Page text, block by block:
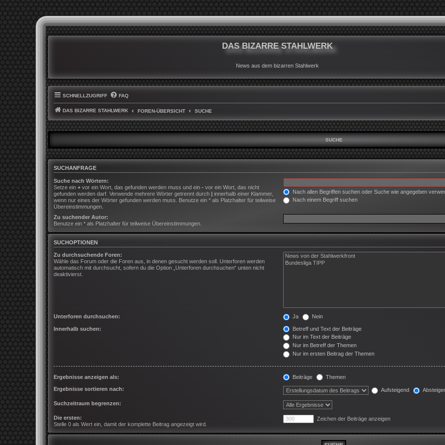
DAS BIZARRE STAHLWERK
News aus dem bizarren Stahlwerk
SCHNELLZUGRIFF FAQ
DAS BIZARRE STAHLWERK FOREN-ÜBERSICHT SUCHE
SUCHE
SUCHANFRAGE
Suche nach Wörtern:
Setze ein + vor ein Wort, das gefunden werden muss und ein - vor ein Wort, das nicht
gefunden werden darf. Verwende mehrere Wörter getrennt durch | innerhalb einer Klammer,
wenn nur eines der Wörter gefunden werden muss. Benutze ein * als Platzhalter für teilweise
Übereinstimmungen.
Nach allen Begriffen suchen oder Suche wie angegeben
Nach einem Begriff suchen
Zu suchender Autor:
Benutze ein * als Platzhalter für teilweise Übereinstimmungen.
SUCHOPTIONEN
Zu durchsuchende Foren:
Wähle das Forum oder die Foren aus, in denen gesucht werden soll. Unterforen werden
automatisch mit durchsucht, sofern du die Option „Unterforen durchsuchen“ unten nicht
deaktivierst.
Unterforen durchsuchen: Ja Nein
Innerhalb suchen:
Betreff und Text der Beiträge
Nur im Text der Beiträge
Nur im Betreff der Themen
Nur im ersten Beitrag der Themen
Ergebnisse anzeigen als: Beiträge Themen
Ergebnisse sortieren nach: Aufsteigend
Suchzeitraum begrenzen:
Die ersten:
Stelle 0 als Wert ein, damit der komplette Beitrag angezeigt wird.
Zeichen der Beiträge anzeigen